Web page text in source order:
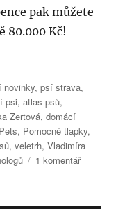
pak můžete
80.000 Kč!
2012 – 2. ročník
novinky,psí strava,
psi,atlas psů,
Žertová,domácí
, Pomocné tlapky,
,veletrh,Vladimíra
1 komentářu
názvem